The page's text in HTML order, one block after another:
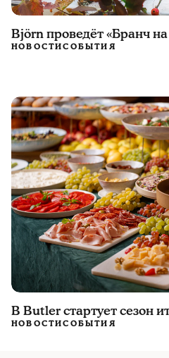
Björn проведёт «Бранч
НОВОСТИСОБЫТИЯ
В Butler стартует сезон
НОВОСТИСОБЫТИЯ